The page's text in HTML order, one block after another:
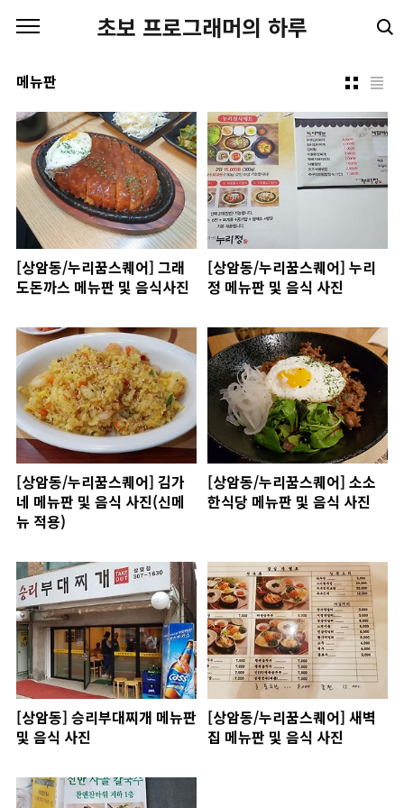
초보 프로그래머의 하루
메뉴판
[상암동/누리꿈스퀘어] 그래
도돈까스 메뉴판 및 음식사진
[상암동/누리꿈스퀘어] 누리
정 메뉴판 및 음식 사진
[상암동/누리꿈스퀘어] 김가
네 메뉴판 및 음식 사진(신메
뉴 적용)
[상암동/누리꿈스퀘어] 소소
한식당 메뉴판 및 음식 사진
[상암동] 승리부대찌개 메뉴판
및 음식 사진
[상암동/누리꿈스퀘어] 새벽
집 메뉴판 및 음식 사진